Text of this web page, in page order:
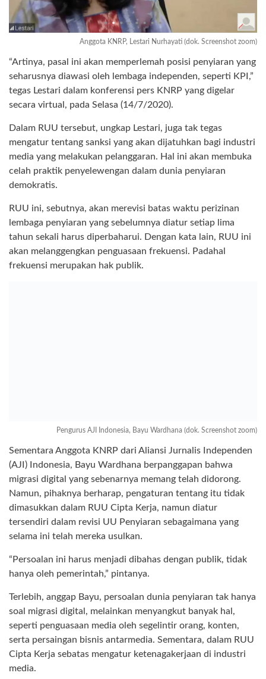
Anggota KNRP, Lestari Nurhayati (dok. Screenshot zoom)
“Artinya, pasal ini akan memperlemah posisi penyiaran yang
seharusnya diawasi oleh lembaga independen, seperti KPI,”
tegas Lestari dalam konferensi pers KNRP yang digelar
secara virtual, pada Selasa (14/7/2020).
Dalam RUU tersebut, ungkap Lestari, juga tak tegas
mengatur tentang sanksi yang akan dijatuhkan bagi industri
media yang melakukan pelanggaran. Hal ini akan membuka
celah praktik penyelewengan dalam dunia penyiaran
demokratis.
RUU ini, sebutnya, akan merevisi batas waktu perizinan
lembaga penyiaran yang sebelumnya diatur setiap lima
tahun sekali harus diperbaharui. Dengan kata lain, RUU ini
akan melanggengkan penguasaan frekuensi. Padahal
frekuensi merupakan hak publik.
Pengurus AJI Indonesia, Bayu Wardhana (dok. Screenshot zoom)
Sementara Anggota KNRP dari Aliansi Jurnalis Independen
(AJI) Indonesia, Bayu Wardhana berpanggapan bahwa
migrasi digital yang sebenarnya memang telah didorong.
Namun, pihaknya berharap, pengaturan tentang itu tidak
dimasukkan dalam RUU Cipta Kerja, namun diatur
tersendiri dalam revisi UU Penyiaran sebagaimana yang
selama ini telah mereka usulkan.
“Persoalan ini harus menjadi dibahas dengan publik, tidak
hanya oleh pemerintah,” pintanya.
Terlebih, anggap Bayu, persoalan dunia penyiaran tak hanya
soal migrasi digital, melainkan menyangkut banyak hal,
seperti penguasaan media oleh segelintir orang, konten,
serta persaingan bisnis antarmedia. Sementara, dalam RUU
Cipta Kerja sebatas mengatur ketenagakerjaan di industri
media.